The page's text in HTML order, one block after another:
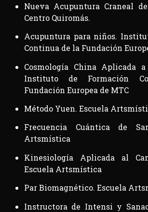
Nueva Acupuntura Craneal
Centro Quiromás.
Acupuntura para niños.
Continua de la Fundación
Cosmología China Aplicada
Instituto de Formación
Fundación Europea de MTC
Método Yuen. Escuela
Frecuencia Cuántica de
Artsmística
Kinesiología Aplicada al
Escuela Artsmística
Par Biomagnético. Escuela
Instructora de Intensi y